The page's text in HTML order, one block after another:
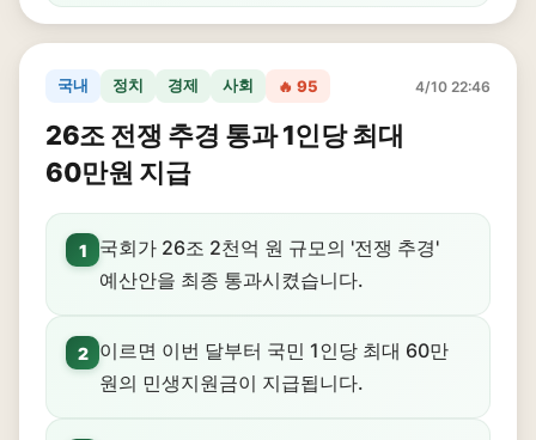
국내 정치 경제 사회 🔥 95 4/10 22:46
26조 전쟁 추경 통과 1인당 최대
60만원 지급
1
국회가 26조 2천억 원 규모의 '전쟁 추경'
예산안을 최종 통과시켰습니다.
2
이르면 이번 달부터 국민 1인당 최대 60만
원의 민생지원금이 지급됩니다.